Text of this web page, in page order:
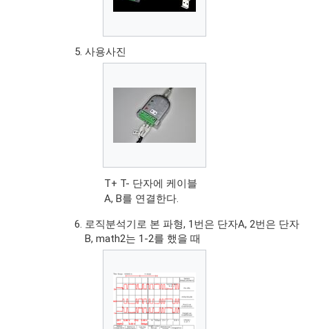
사용사진
T+ T- 단자에 케이블
A, B를 연결한다.
로직분석기로 본 파형, 1번은 단자A, 2번은 단자
B, math2는 1-2를 했을 때